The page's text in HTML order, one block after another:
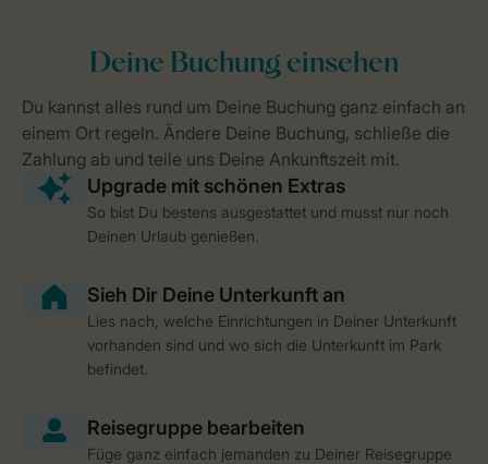
So bist Du bestens ausgestattet und musst nur noch
Deinen Urlaub genießen.
Lies nach, welche Einrichtungen in Deiner Unterkunft
vorhanden sind und wo sich die Unterkunft im Park
befindet.
Füge ganz einfach jemanden zu Deiner Reisegruppe